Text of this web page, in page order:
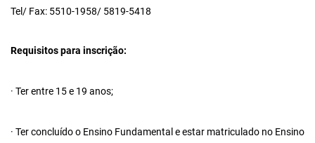
Tel/ Fax: 5510-1958/ 5819-5418
Requisitos para inscrição:
· Ter entre 15 e 19 anos;
· Ter concluído o Ensino Fundamental e estar matriculado no Ensino